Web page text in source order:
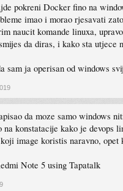
pokreni Docker fino na
imao i morao rjesavati
naucit komande linuxa,
da diras, i kako sta
sam ja operisan od windows
da moze samo windows
konstatacije kako je devops
image koristis naravno,
Note 5 using Tapatalk